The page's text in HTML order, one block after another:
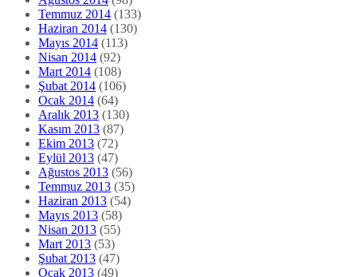
Temmuz 2014 (133)
Haziran 2014 (130)
Mayıs 2014 (113)
Nisan 2014 (92)
Mart 2014 (108)
Şubat 2014 (106)
Ocak 2014 (64)
Aralık 2013 (130)
Kasım 2013 (87)
Ekim 2013 (72)
Eylül 2013 (47)
Ağustos 2013 (56)
Temmuz 2013 (35)
Haziran 2013 (54)
Mayıs 2013 (58)
Nisan 2013 (55)
Mart 2013 (53)
Şubat 2013 (47)
Ocak 2013 (49)